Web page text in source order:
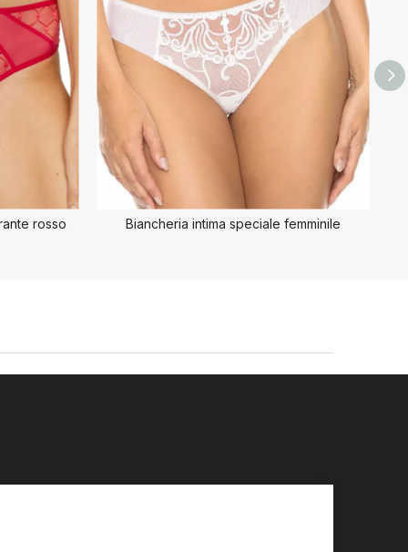
rosso Biancheria intima speciale femminile